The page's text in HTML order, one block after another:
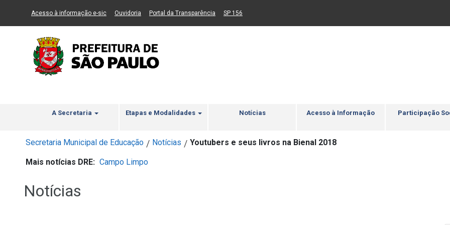
Ir ao Conteúdo Ir para menu principal 2 Ir para busca Ir para rodapé
Acesso à informação e-sic(Link para um novo sítio)
Ouvidoria (Link para um novo sítio)
Portal da Transparência (Link para um novo sítio)
SP 156
A Secretaria Etapas e Modalidades Notícias Acesso à Informação Participação
Secretaria Municipal de Educação / Notícias / Youtubers e seus livros na Bienal 2018
Mais notícias DRE: Campo Limpo
Notícias